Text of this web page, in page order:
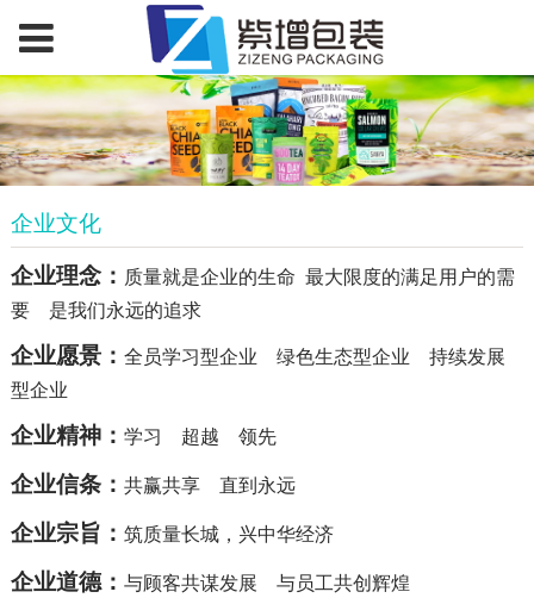
企业文化
企业理念： 质量就是企业的生命 最大限度的满足用户的需
要 是我们永远的追求
企业愿景： 全员学习型企业 绿色生态型企业 持续发展
型企业
企业精神： 学习 超越 领先
企业信条： 共赢共享 直到永远
企业宗旨： 筑质量长城，兴中华经济
企业道德： 与顾客共谋发展 与员工共创辉煌